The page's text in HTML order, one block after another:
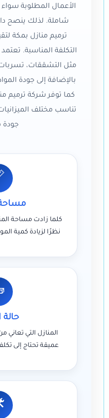
الأعمال المطلوبة
شاملة. لذلك ينصح
ترميم منازل بمكة
التكلفة المناسبة.
مثل التشققات، تسربات
بالإضافة إلى جودة
كما توفر شركة ترميم
تناسب مختلف
جودة
مساحة
كلما زادت مساحة
نظرًا لزيادة كمية
حالة
المنازل التي تعاني
عميقة تحتاج إلى